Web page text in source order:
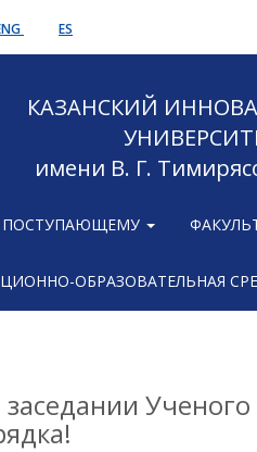
ES
КАЗАНСКИЙ
имени В. Г.
ПОСТУПАЮЩЕМУ
ОБРАЗОВАТЕЛЬНАЯ